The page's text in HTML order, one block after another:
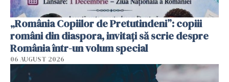
„România Copiilor de Pretutindeni”: copiii
români din diaspora, invitați să scrie despre
România într-un volum special
06 AUGUST 2026